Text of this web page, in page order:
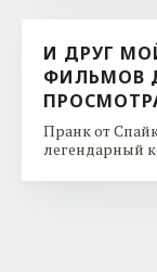
И ДРУГ
ФИЛЬМОВ
Пранк от
легендарный